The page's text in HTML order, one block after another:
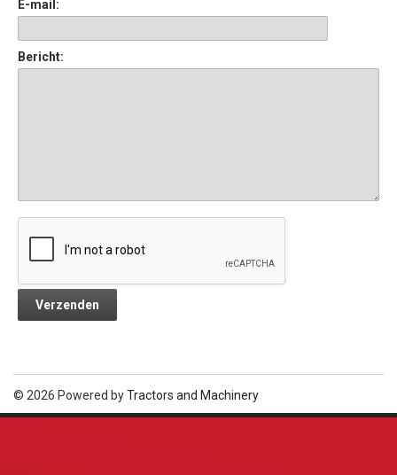
E-mail:
Bericht:
© 2026 Powered byTractors and Machinery